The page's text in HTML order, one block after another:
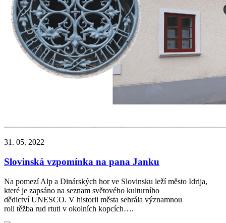
31. 05. 2022
Slovinská vzpomínka na pana Janku
Na pomezí Alp a Dinárských hor ve Slovinsku leží město Idrija,
které je zapsáno na seznam světového kulturního
dědictví UNESCO. V historii města sehrála významnou
roli těžba rud rtuti v okolních kopcích….